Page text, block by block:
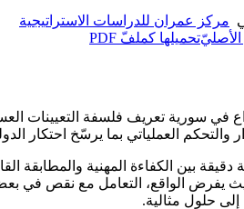
مركز عمران للدراسات الاستراتيجية
تحميلها كملفّ PDF
في سورية تعريف فلسفة التعيينات
والتحكم العملياتي بما يرسّخ احتكار
دقيقة بين الكفاءة المهنية والمطابقة
يفرض الواقع، التعامل مع نقص في بعض
حلولٍ مثالية.